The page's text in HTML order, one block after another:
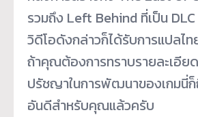
รวมถึง Left Behind ที่เป็น
วิดีโอดังกล่าวก็ได้รับการแปลไ
ถ้าคุณต้องการทราบรายละเอีย
ปรัชญาในการพัฒนาของเกมนี่ก็
อันดีสำหรับคุณแล้วครับ